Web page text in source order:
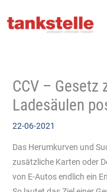
Inhalt
CCV – Gesetz
Ladesäulen
22-06-2021
Das Herumkurven und
zusätzliche Karten oder
von E-Autos endlich ein